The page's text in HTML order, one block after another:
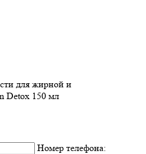
для жирной и
Detox 150 мл
Номер телефона: